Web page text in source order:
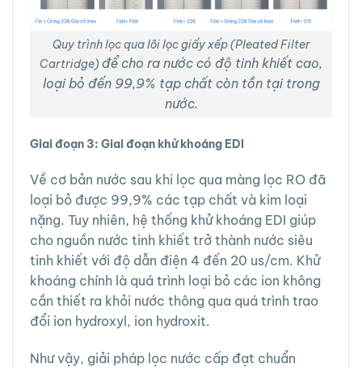
Quy trình lọc qua lõi lọc giấy xếp (Pleated Filter
Cartridge)để cho ra nước có độ tinh khiết cao,
loại bỏ đến 99,9% tạp chất còn tồn tại trong
nước.
Giai đoạn 3: Giai đoạn khử khoáng EDI
Về cơ bản nước sau khi lọc qua màng lọc RO đã
loại bỏ được 99,9% các tạp chất và kim loại
nặng. Tuy nhiên, hệ thống khử khoáng EDI giúp
cho nguồn nước tinh khiết trở thành nước siêu
tinh khiết với độ dẫn điện 4 đến 20 us/cm. Khử
khoáng chính là quá trình loại bỏ các ion không
cần thiết ra khỏi nước thông qua quá trình trao
đổi ion hydroxyl, ion hydroxit.
Như vậy, giải pháp lọc nước cấp đạt chuẩn